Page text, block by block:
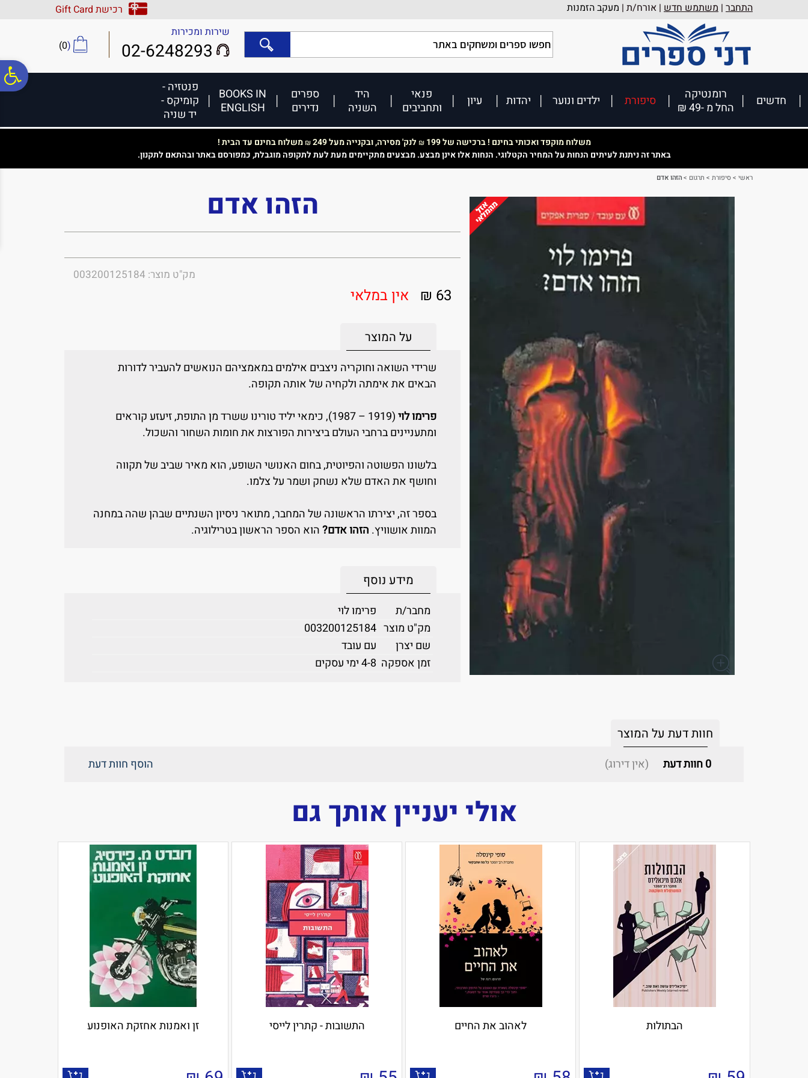
נגישות
אתר
המרכזי
התחבר | משתמש חדש | אורח/ת | מעקב הזמנות
רכישת Gift Card
שירות ומכירות
02-6248293
(
0
)
חדשים
רומנטיקה
החל מ -49 ₪
סיפורת ילדים ונוער יהדות עיון
פנאי
ותחביבים
היד
השניה
ספרים
נדירים
BOOKS IN
ENGLISH
פנטזיה -
קומיקס -
יד שניה
משלוח מוקפד ואכותי בחינם ! ברכישה של 199 ₪ לנק' מסירה, ובקנייה מעל 249 ₪משלוח בחינם עד הבית !
באתר זה ניתנת לעיתים הנחות על המחיר הקטלוגי. הנחות אלו אינן מבצע. מבצעים מתקיימים מעת לעת לתקופה מוגבלת, כמפורסם באתר ובהתאם לתקנון.
ראשי >סיפורת > תרגום >הזהו אדם
הזהו אדם
מק"ט מוצר: 003200125184
63 ₪ אין במלאי
על המוצר
שרידי השואה וחוקריה ניצבים אילמים במאמציהם הנואשים להעביר לדורות
הבאים את אימתה ולקחיה של אותה תקופה.
פרימו לוי
(1919 – 1987), כימאי יליד טורינו ששרד מן התופת, זיעזע קוראים
ומתעניינים ברחבי העולם ביצירות הפורצות את חומות השחור והשכול.
בלשונו הפשוטה והפיוטית, בחום האנושי השופע, הוא מאיר שביב של תקווה
וחושף את האדם שלא נשחק ושמר על צלמו.
בספר זה, יצירתו הראשונה של המחבר, מתואר ניסיון השנתיים שבהן שהה במחנה
המוות אושוויץ. הזהו אדם?הוא הספר הראשון בטרילוגיה.
מידע נוסף
מחבר/ת
פרימו לוי
מק"ט מוצר 003200125184
שם יצרן
עם עובד
זמן אספקה 4-8 ימי עסקים
חוות דעת על המוצר
0חוות דעת (אין דירוג) הוסף חוות דעת
אולי יעניין אותך גם
הבתולות לאהוב את החיים התשובות - קתרין לייסי זן ואמנות אחזקת האופנוע